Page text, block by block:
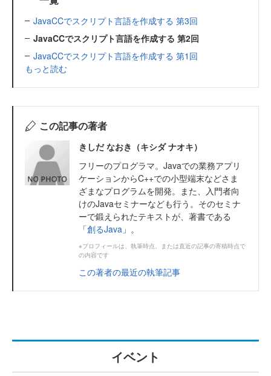
JavaCCでスクリプト言語を作成する 第3回
JavaCCでスクリプト言語を作成する 第2回
JavaCCでスクリプト言語を作成する 第1回
もっと読む
この記事の著者
きしだ なおき（キシダ ナオキ）
フリーのプログラマ。Javaでの業務アプリ
ケーションからC++での小型端末などさま
ざまなプログラムを開発。また、入門者向
けのJavaセミナーなども行う。そのセミナ
ーで鍛えられたテキストが、著書である
「創るJava 」。
※プロフィールは、執筆時点、または直近の記事の寄稿時点で
の内容です
この著者の最近の執筆記事
イベント